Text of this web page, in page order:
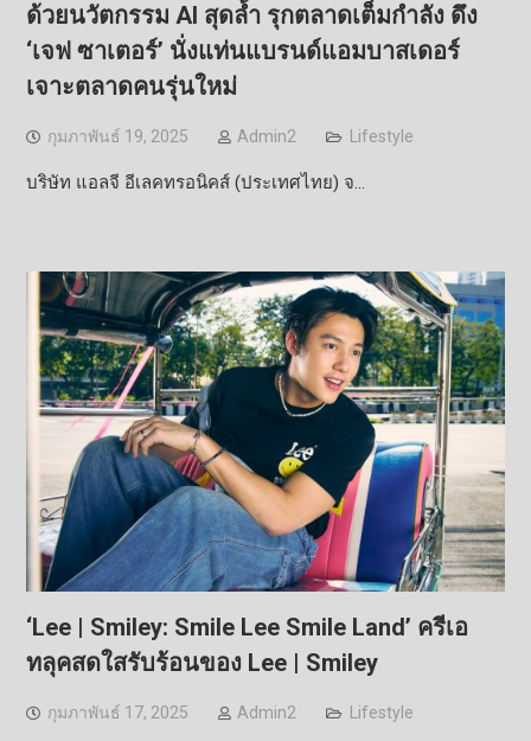
ด้วยนวัตกรรม AI สุดล้ำ รุกตลาดเต็มกำลัง ดึง
‘เจฟ ซาเตอร์’ นั่งแท่นแบรนด์แอมบาสเดอร์
เจาะตลาดคนรุ่นใหม่
กุมภาพันธ์ 19, 2025 Admin2 Lifestyle
บริษัท แอลจี อีเลคทรอนิคส์ (ประเทศไทย) จ…
‘Lee | Smiley: Smile Lee Smile Land’ ครีเอ
ทลุคสดใสรับร้อนของ Lee | Smiley
กุมภาพันธ์ 17, 2025 Admin2 Lifestyle